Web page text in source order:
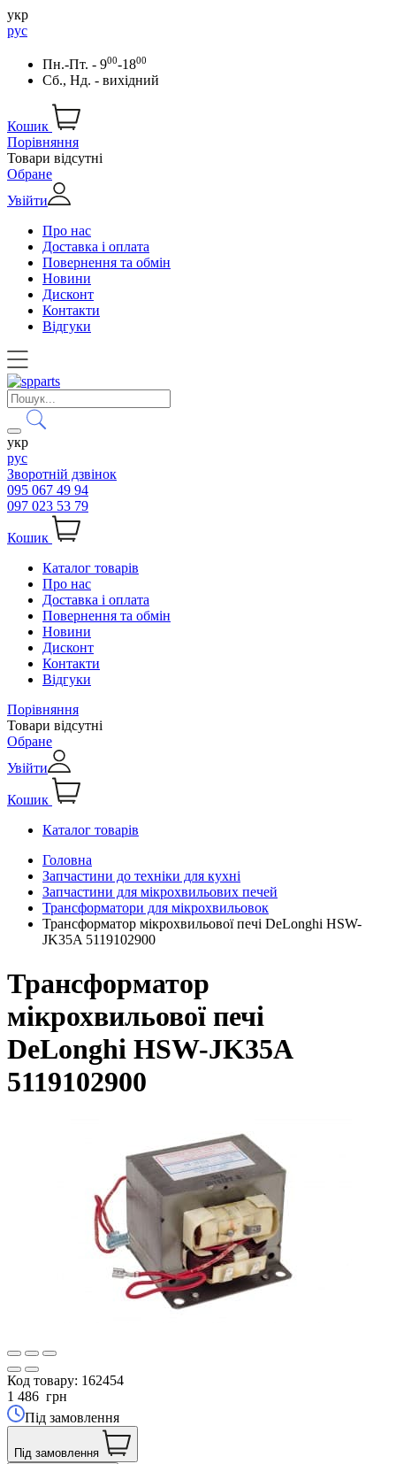
укр
рус
Пн.-Пт. - 900-1800
Сб., Нд. - вихідний
Кошик
Порівняння
Товари відсутні
Обране
Увійти
Про нас
Доставка і оплата
Повернення та обмін
Новини
Дисконт
Контакти
Відгуки
укр
рус
Зворотній дзвінок
095 067 49 94
097 023 53 79
Кошик
Каталог товарів
Про нас
Доставка і оплата
Повернення та обмін
Новини
Дисконт
Контакти
Відгуки
Порівняння
Товари відсутні
Обране
Увійти
Кошик
Каталог товарів
Головна
Запчастини до техніки для кухні
Запчастини для мікрохвильових печей
Трансформатори для мікрохвильовок
Трансформатор мікрохвильової печі DeLonghi HSW-
JK35A 5119102900
Трансформатор
мікрохвильової печі
DeLonghi HSW-JK35A
5119102900
Код товару: 162454
1 486 грн
Під замовлення
Під замовлення